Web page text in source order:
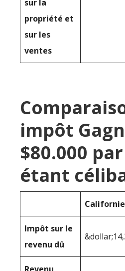
sur la
propriété et
sur les
ventes
impôt
$80.000
étant
Californie
Impôt sur le
revenu dû